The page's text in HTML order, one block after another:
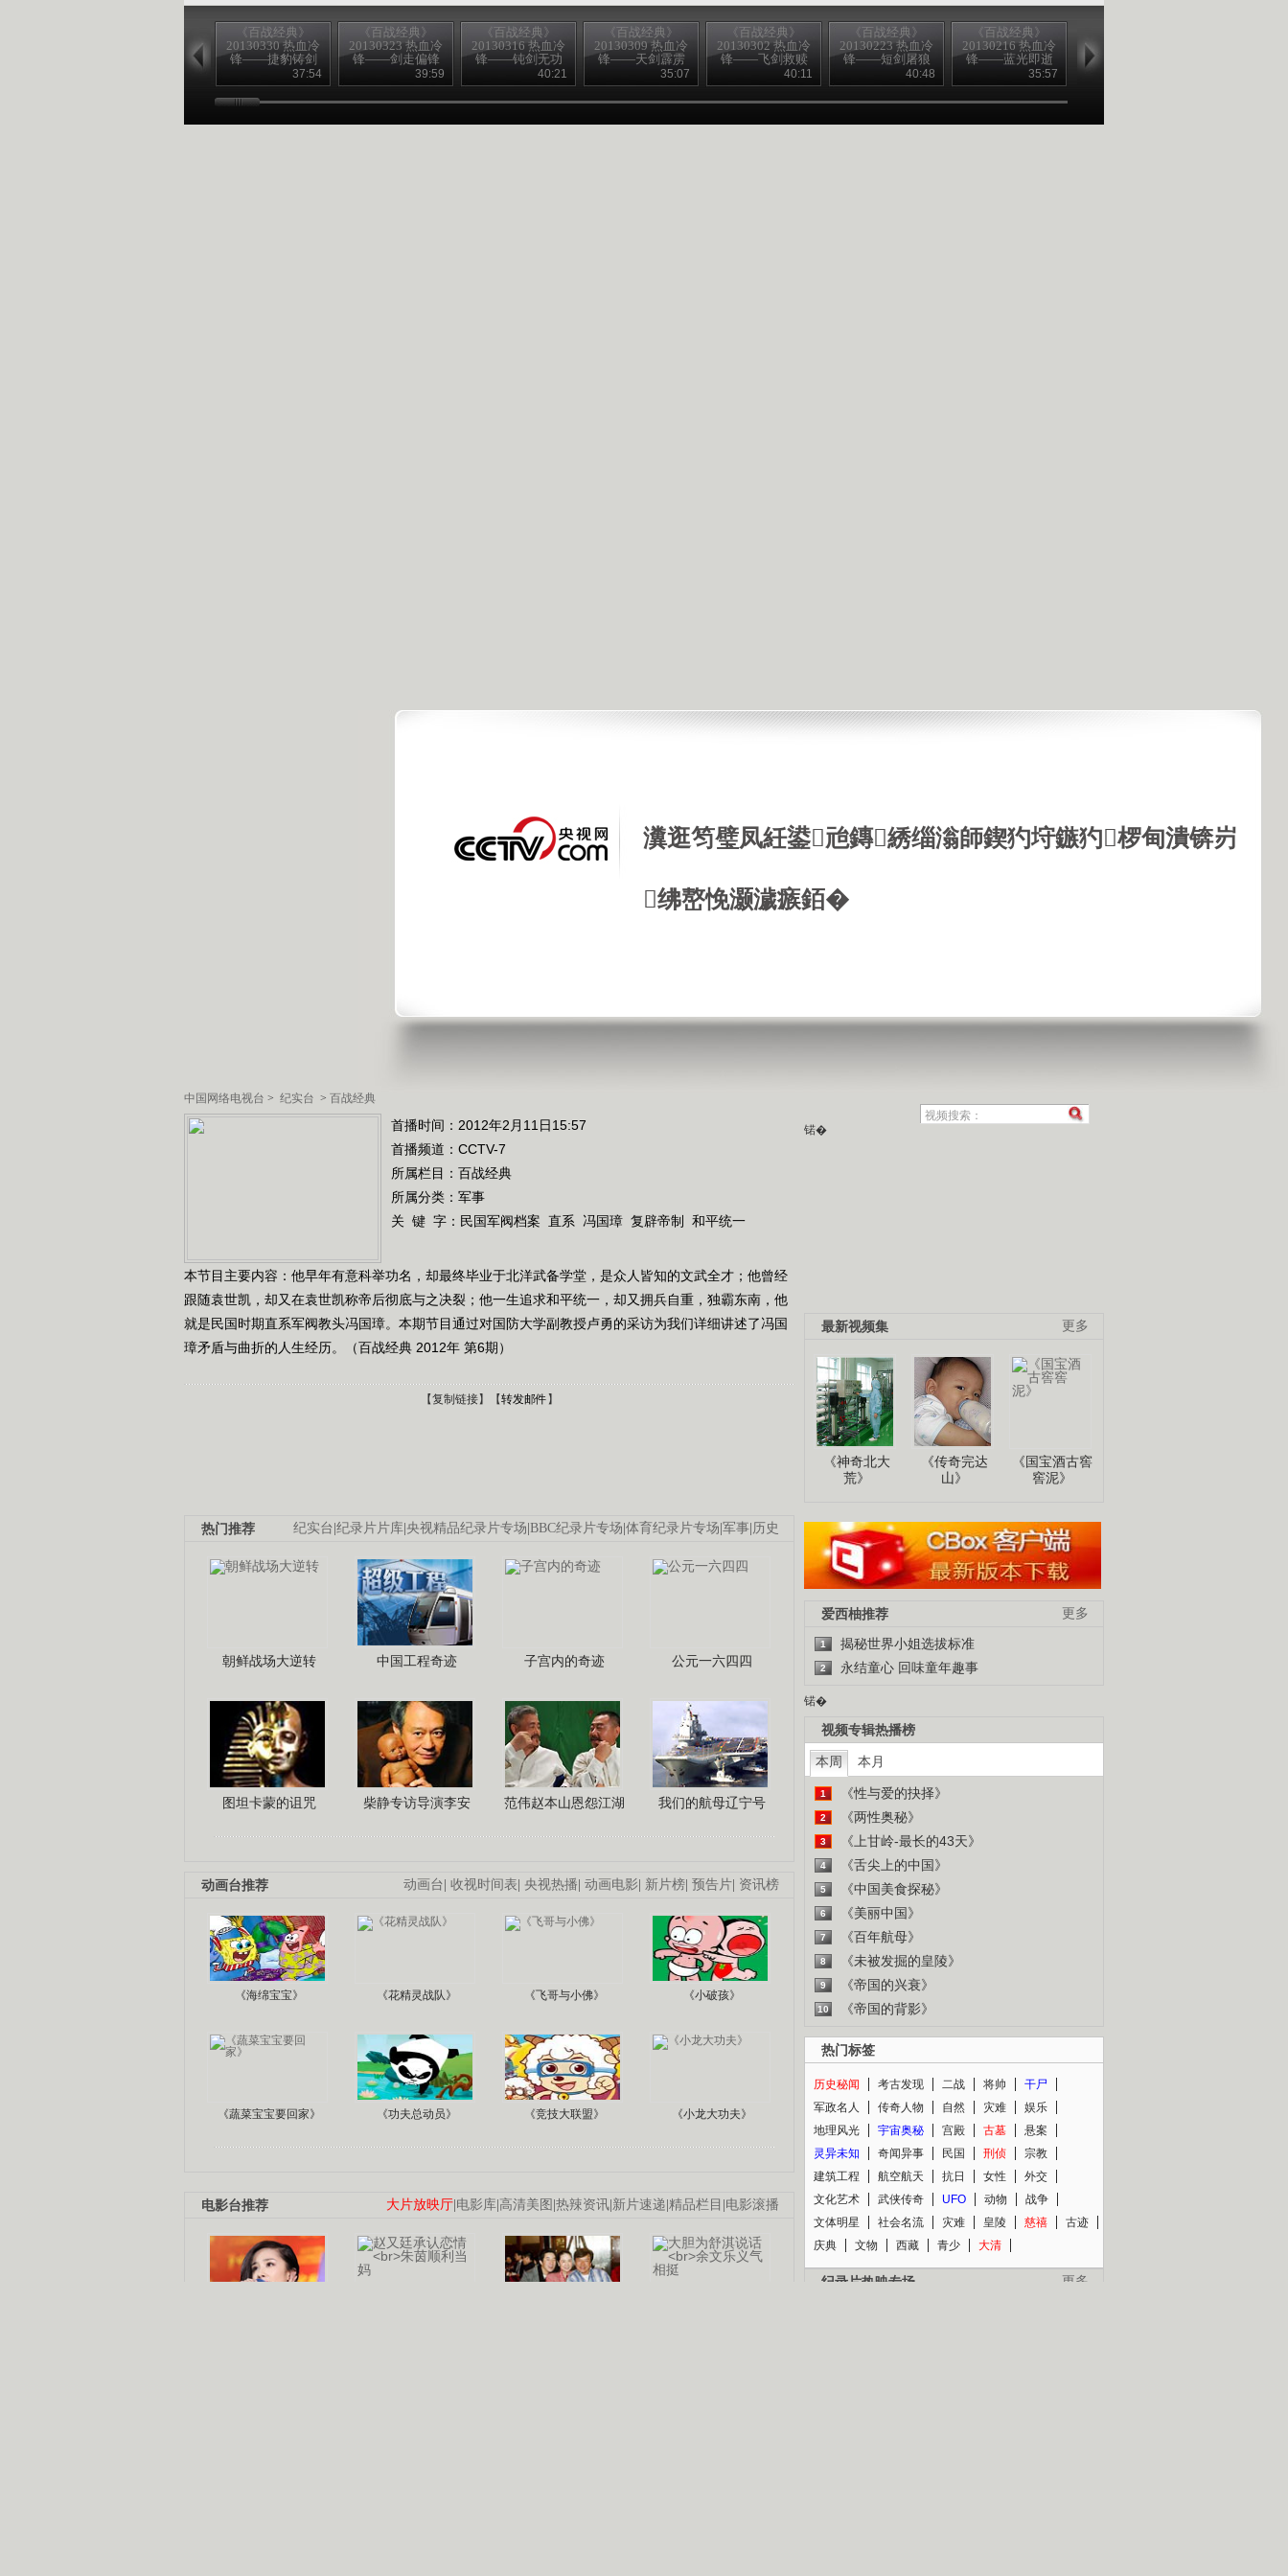
瀵逛笉璧凤紝鍙兘鏄綉缁滃師鍥犳垨鏃犳椤甸潰锛岃
绋嶅悗灏濊瘯銆�
中国网络电视台 > 纪实台 > 百战经典
《百战经典》
20130330 热血冷
锋——捷豹铸剑
37:54
《百战经典》
20130323 热血冷
锋——剑走偏锋
39:59
《百战经典》
20130316 热血冷
锋——钝剑无功
40:21
《百战经典》
20130309 热血冷
锋——天剑霹雳
35:07
《百战经典》
20130302 热血冷
锋——飞剑救赎
40:11
《百战经典》
20130223 热血冷
锋——短剑屠狼
40:48
《百战经典》
20130216 热血冷
锋——蓝光即逝
35:57
20130209 冷锋
首播时间：2012年2月11日15:57
首播频道： CCTV-7
所属栏目： 百战经典
所属分类：军事
关 键 字： 民国军阀档案 直系 冯国璋 复辟帝制 和平统一
本节目主要内容：他早年有意科举功名，却最终毕业于北洋武备学堂，是众人皆知的文武全才；他曾经
跟随袁世凯，却又在袁世凯称帝后彻底与之决裂；他一生追求和平统一，却又拥兵自重，独霸东南，他
就是民国时期直系军阀教头冯国璋。本期节目通过对国防大学副教授卢勇的采访为我们详细讲述了冯国
璋矛盾与曲折的人生经历。（百战经典 2012年 第6期）
【复制链接】【转发邮件 】
纪实台 纪录片片库 央视精品纪录片专场 BBC纪录片专场 体育纪录片专场 军事 历史
热门推荐
朝鲜战场大逆转 中国工程奇迹 子宫内的奇迹 公元一六四四
图坦卡蒙的诅咒 柴静专访导演李安 范伟赵本山恩怨江湖 我们的航母辽宁号
动画台 收视时间表 央视热播 动画电影 新片榜 预告片 资讯榜
动画台推荐
《海绵宝宝》 《花精灵战队》 《飞哥与小佛》 《小破孩》
《蔬菜宝宝要回家》 《功夫总动员》 《竞技大联盟》 《小龙大功夫》
大片放映厅 电影库 高清美图 热辣资讯 新片速递 精品栏目 电影滚播
电影台推荐
锘�
更多
最新视频集
《神奇北大
荒》
《传奇完达
山》
《国宝酒古窖
窖泥》
更多
爱西柚推荐
1 揭秘世界小姐选拔标准
2 永结童心 回味童年趣事
锘�
视频专辑热播榜
本周 本月
1 《性与爱的抉择》
2 《两性奥秘》
3 《上甘岭-最长的43天》
4 《舌尖上的中国》
5 《中国美食探秘》
6 《美丽中国》
7 《百年航母》
8 《未被发掘的皇陵》
9 《帝国的兴衰》
10 《帝国的背影》
热门标签
历史秘闻 考古发现 二战 将帅
干尸
军政名人
传奇人物 自然 灾难
娱乐
地理风光
宇宙奥秘 宫殿 古墓
悬案
灵异未知
奇闻异事 民国 刑侦
宗教
建筑工程
航空航天 抗日 女性
外交
文化艺术
武侠传奇 UFO 动物
战争
文体明星
社会名流 灾难 皇陵 慈禧
古迹
庆典
文物 西藏 青少 大清
更多
纪录片热映专场